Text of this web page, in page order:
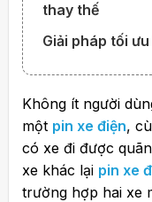
thay thế
Giải pháp tối
Không ít người
một pin xe điện,
có xe đi được
xe khác lại pin xe
trường hợp hai xe